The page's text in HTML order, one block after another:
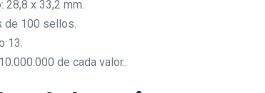
28,8 x 33,2 mm.
de 100 sellos.
13.
de cada valor..